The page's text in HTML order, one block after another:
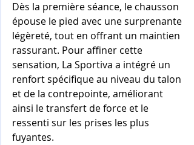
Dès la première séance, le chausson
épouse le pied avec une surprenante
légèreté, tout en offrant un maintien
rassurant. Pour affiner cette
sensation, La Sportiva a intégré un
renfort spécifique au niveau du talon
et de la contrepointe, améliorant
ainsi le transfert de force et le
ressenti sur les prises les plus
fuyantes.